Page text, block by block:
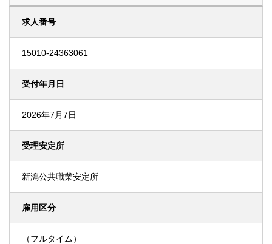
求人番号
15010-24363061
受付年月日
2026年7月7日
受理安定所
新潟公共職業安定所
雇用区分
（フルタイム）